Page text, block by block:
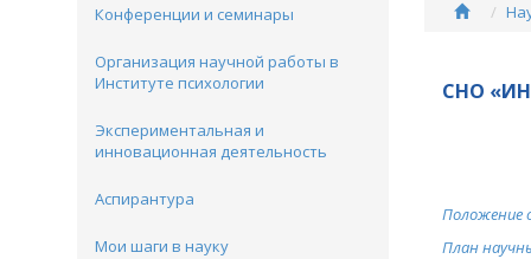
Конференции и семинары
Организация научной работы в
Институте психологии
Экспериментальная и
инновационная деятельность
Аспирантура
Мои шаги в науку
СНО
Положение
План